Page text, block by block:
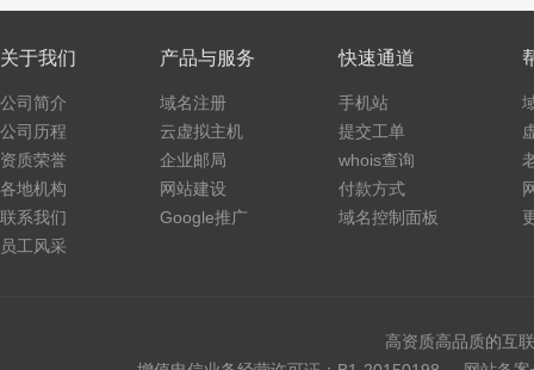
关于我们
公司简介
公司历程
资质荣誉
各地机构
联系我们
员工风采
产品与服务
域名注册
云虚拟主机
企业邮局
网站建设
Google推广
快速通道
手机站
提交工单
whois查询
付款方式
域名控制面板
高资质高品质的互